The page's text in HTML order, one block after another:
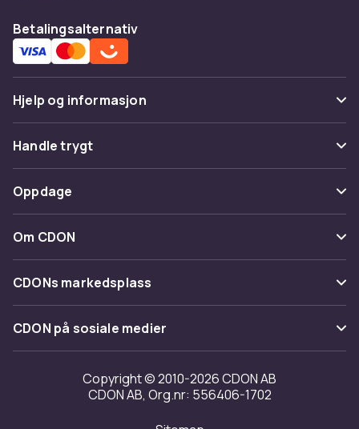
Betalingsalternativ
Hjelp og informasjon
Vanlige spørsmål
Spor pakke
Angre & returner her
Kontakt oss
Handle trygt
Betaling
Levering
Tilbakekallinger
Oppdage
Kategorier
Varemerker
Om CDON
Om oss
Kundeanmeldelser
Jobbe på CDON
Investor relations
Tilgjengelighet
CDONs markedsplass
Merchant Help Center
CDON på sosiale medier
Copyright © 2010-2026 CDON AB
CDON AB, Org.nr: 556406-1702